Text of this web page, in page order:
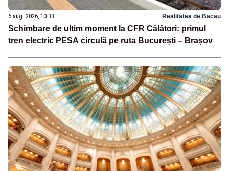
6 aug. 2026, 10:38 Realitatea de Bacau
Schimbare de ultim moment la CFR Călători: primul
tren electric PESA circulă pe ruta București – Brașov